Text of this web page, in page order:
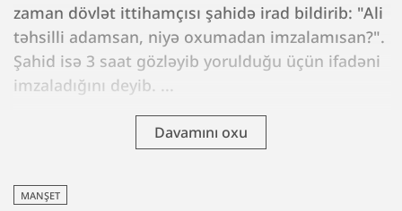
zaman dövlət ittihamçısı şahidə irad bildirib: "Ali
təhsilli adamsan, niyə oxumadan imzalamısan?".
Şahid isə 3 saat gözləyib yorulduğu üçün ifadəni
imzaladığını deyib. ...
Davamını oxu
MANŞET